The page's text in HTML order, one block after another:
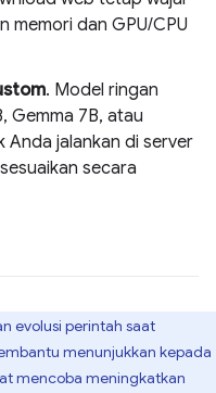
memori dan GPU/CPU
. Model ringan
Gemma 7B, atau
Anda jalankan di server
secara
evolusi perintah saat
menunjukkan kepada
mencoba meningkatkan